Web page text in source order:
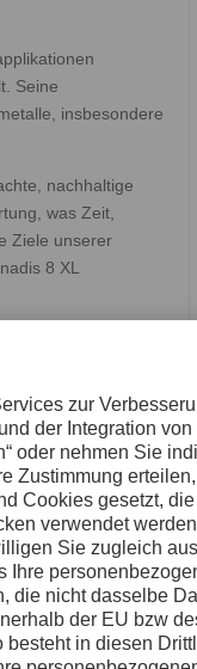
Seine
insbesondere
nachhaltige
was Zeit,
Ziele unserer
8 XL
nachhaltige und